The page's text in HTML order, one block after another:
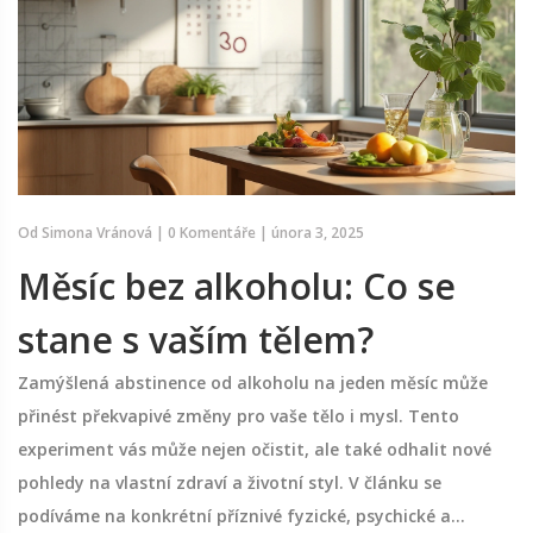
Od Simona Vránová | 0 Komentáře | února 3, 2025
Měsíc bez alkoholu: Co se
stane s vaším tělem?
Zamýšlená abstinence od alkoholu na jeden měsíc může
přinést překvapivé změny pro vaše tělo i mysl. Tento
experiment vás může nejen očistit, ale také odhalit nové
pohledy na vlastní zdraví a životní styl. V článku se
podíváme na konkrétní příznivé fyzické, psychické a